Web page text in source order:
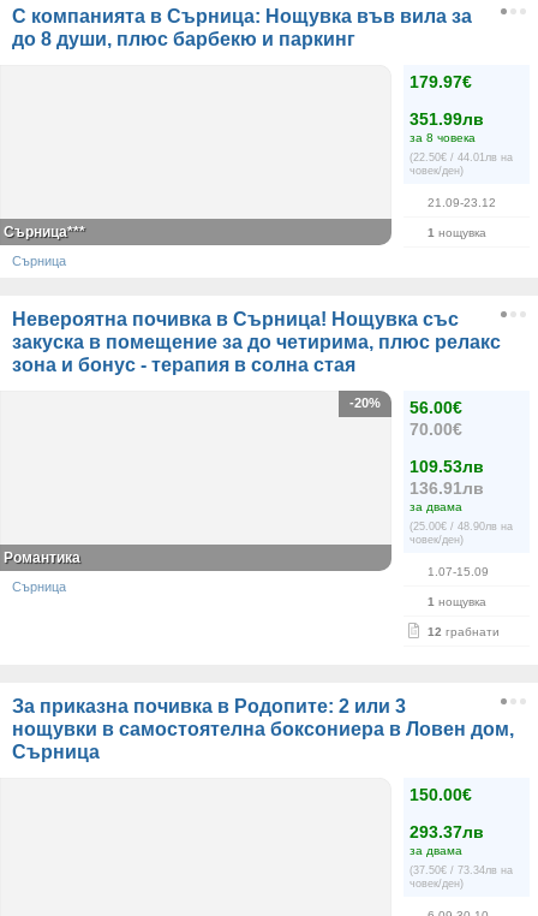
С компанията в Сърница: Нощувка във вила за
до 8 души, плюс барбекю и паркинг
179.97€
351.99лв
за 8 човека
(22.50€ / 44.01лв на
човек/ден)
21.09-23.12
1 нощувка
Сърница***
Сърница
Невероятна почивка в Сърница! Нощувка със
закуска в помещение за до четирима, плюс релакс
зона и бонус - терапия в солна стая
56.00€
70.00€
109.53лв
136.91лв
за двама
(25.00€ / 48.90лв на
човек/ден)
1.07-15.09
1 нощувка
12 грабнати
-20%
Романтика
Сърница
За приказна почивка в Родопите: 2 или 3
нощувки в самостоятелна боксониера в Ловен дом,
Сърница
150.00€
293.37лв
за двама
(37.50€ / 73.34лв на
човек/ден)